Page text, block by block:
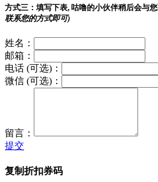
方式三： 填写下表, 咕噜的小伙伴稍后会与
联系您的方式即可)
姓名：
邮箱：
电话 (可选)：
微信 (可选)：
留言：
提交
复制折扣券码